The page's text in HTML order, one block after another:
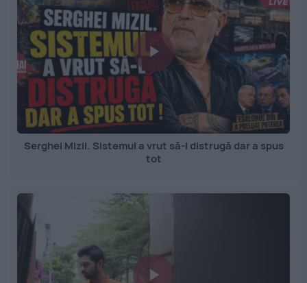
Serghei Mizil. Sistemul a vrut să-l distrugă dar a spus
tot